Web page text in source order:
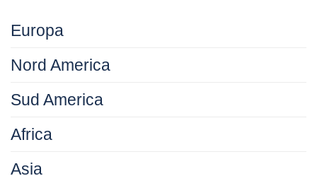
Europa
Nord America
Sud America
Africa
Asia